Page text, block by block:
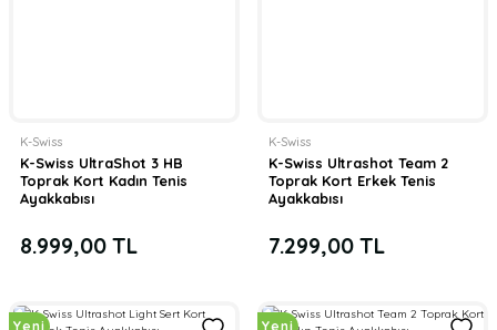
K-Swiss
K-Swiss UltraShot 3 HB
Toprak Kort Kadın Tenis
Ayakkabısı
8.999,00 TL
K-Swiss
K-Swiss Ultrashot Team 2
Toprak Kort Erkek Tenis
Ayakkabısı
7.299,00 TL
Yeni Yeni